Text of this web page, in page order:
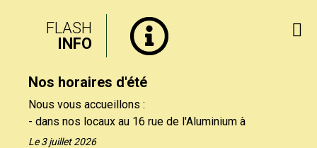
FLASH
INFO
Nos horaires d'été
Nous vous accueillons :
- dans nos locaux au 16 rue de l'Aluminium à
Savigny-le-Temple uniquement le matin, du lundi au
Le 3 juillet 2026